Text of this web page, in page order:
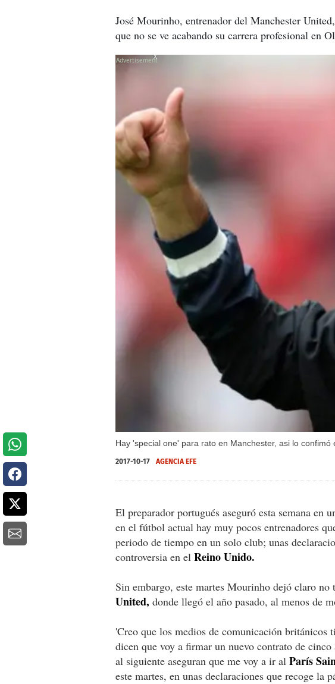
José Mourinho, entrenador del Manchester
que no se ve acabando su carrera profesional en
Hay 'special one' para rato en Manchester, asi lo
X
2017-10-17 AGENCIA EFE
El preparador portugués aseguró esta semana en
en el fútbol actual hay muy pocos entrenadores
periodo de tiempo en un solo club; unas
controversia en el Reino Unido.
Sin embargo, este martes Mourinho dejó claro no
United, donde llegó el año pasado, al menos de
'Creo que los medios de comunicación británicos
dicen que voy a firmar un nuevo contrato de
al siguiente aseguran que me voy a ir al París
este martes, en unas declaraciones que recoge la